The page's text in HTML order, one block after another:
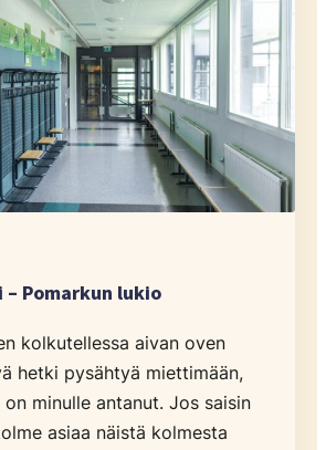
Pomarkun lukio
kolkutellessa aivan oven
hetki pysähtyä miettimään,
minulle antanut. Jos saisin
asiaa näistä kolmesta